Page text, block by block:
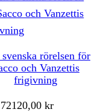
rörelsen för
och Vanzettis
frigivning
120,00kr